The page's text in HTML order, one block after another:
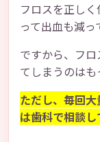
フロスを正し
って出血も減っ
ですから、フ
てしまうのはも
ただし、毎回
は歯科で相談し